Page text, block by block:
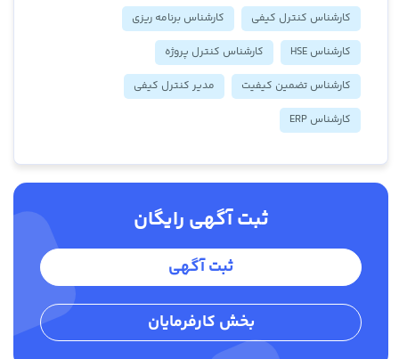
کارشناس کنترل کیفی
کارشناس برنامه ریزی
کارشناس HSE
کارشناس کنترل پروژه
کارشناس تضمین کیفیت
مدیر کنترل کیفی
کارشناس ERP
ثبت آگهی رایگان
ثبت آگهی
بخش کارفرمایان